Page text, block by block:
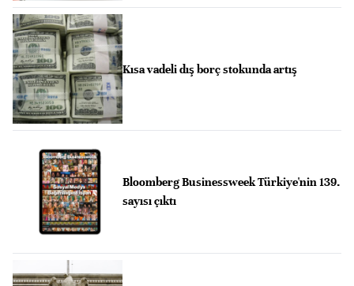
Kısa vadeli dış borç stokunda artış
Bloomberg Businessweek Türkiye'nin 139.
sayısı çıktı